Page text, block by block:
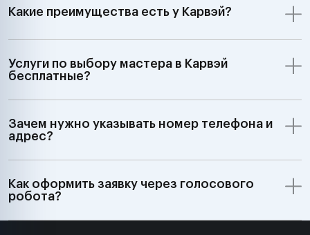
Какие преимущества есть у Карвэй?
Услуги по выбору мастера в Карвэй
бесплатные?
Зачем нужно указывать номер телефона и
адрес?
Как оформить заявку через голосового
робота?